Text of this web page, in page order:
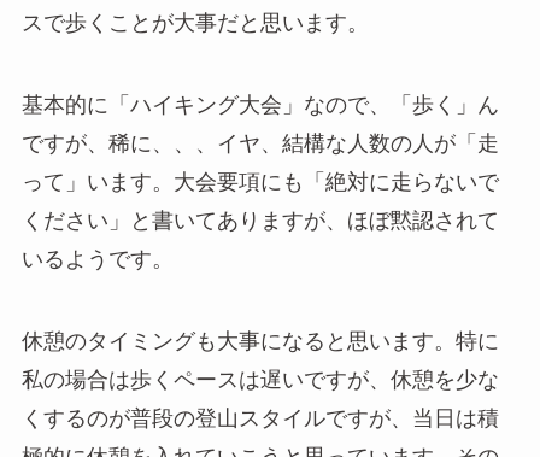
スで歩くことが大事だと思います。
基本的に「ハイキング大会」なので、「歩く」ん
ですが、稀に、、、イヤ、結構な人数の人が「走
って」います。大会要項にも「絶対に走らないで
ください」と書いてありますが、ほぼ黙認されて
いるようです。
休憩のタイミングも大事になると思います。特に
私の場合は歩くペースは遅いですが、休憩を少な
くするのが普段の登山スタイルですが、当日は積